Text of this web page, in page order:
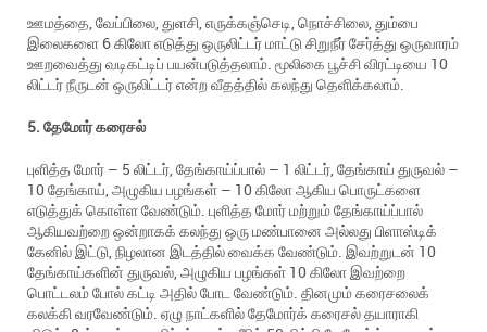
ஊமத்தை, வேப்பிலை, துளசி, எருக்கஞ்செடி, நொச்சிலை, தும்பை
இலைகளை 6 கிலோ எடுத்து ஒருலிட்டர் மாட்டு சிறுநீர் சேர்த்து ஒருவாரம்
ஊறவைத்து வடிகட்டிப் பயன்படுத்தலாம். மூலிகை பூச்சி விரட்டியை 10
லிட்டர் நீருடன் ஒருலிட்டர் என்ற வீதத்தில் கலந்து தெளிக்கலாம்.
5. தேமோர் கரைசல்
புளித்த மோர் – 5 லிட்டர், தேங்காய்ப்பால் – 1 லிட்டர், தேங்காய் துருவல் –
10 தேங்காய், அழுகிய பழங்கள் – 10 கிலோ ஆகிய பொருட்களை
எடுத்துக் கொள்ள வேண்டும். புளித்த மோர் மற்றும் தேங்காய்ப்பால்
ஆகியவற்றை ஒன்றாகக் கலந்து ஒரு மண்பானை அல்லது பிளாஸ்டிக்
கேனில் இட்டு, நிழலான இடத்தில் வைக்க வேண்டும். இவற்றுடன் 10
தேங்காய்களின் துருவல், அழுகிய பழங்கள் 10 கிலோ இவற்றை
பொட்டலம் போல் கட்டி அதில் போட வேண்டும். தினமும் கரைசலைக்
கலக்கி வரவேண்டும். ஏழு நாட்களில் தேமோர்க் கரைசல் தயாராகி